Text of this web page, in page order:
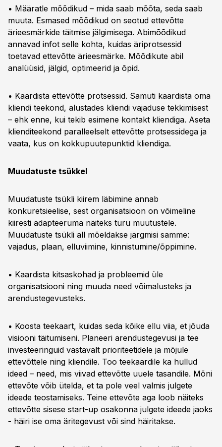
• Määratle mõõdikud – mida saab mõõta, seda saab
muuta. Esmased mõõdikud on seotud ettevõtte
ärieesmärkide täitmise jälgimisega. Abimõõdikud
annavad infot selle kohta, kuidas äriprotsessid
toetavad ettevõtte ärieesmärke. Mõõdikute abil
analüüsid, jälgid, optimeerid ja õpid.
• Kaardista ettevõtte protsessid. Samuti kaardista oma
kliendi teekond, alustades kliendi vajaduse tekkimisest
– ehk enne, kui tekib esimene kontakt kliendiga. Aseta
klienditeekond paralleelselt ettevõtte protsessidega ja
vaata, kus on kokkupuutepunktid kliendiga.
Muudatuste tsükkel
Muudatuste tsükli kiirem läbimine annab
konkuretsieelise, sest organisatsioon on võimeline
kiiresti adapteeruma näiteks turu muutustele.
Muudatuste tsükli all mõeldakse järgmisi samme:
vajadus, plaan, elluviimine, kinnistumine/õppimine.
• Kaardista kitsaskohad ja probleemid üle
organisatsiooni ning muuda need võimalusteks ja
arendustegevusteks.
• Koosta teekaart, kuidas seda kõike ellu viia, et jõuda
visiooni täitumiseni. Planeeri arendustegevusi ja tee
investeeringuid vastavalt prioriteetidele ja mõjule
ettevõttele ning kliendile. Too teekaardile ka hullud
ideed – need, mis viivad ettevõtte uuele tasandile. Mõni
ettevõte võib ütelda, et ta pole veel valmis julgete
ideede teostamiseks. Teine ettevõte aga loob näiteks
ettevõtte sisese start-up osakonna julgete ideede jaoks
- häiri ise oma äritegevust või sind häiritakse.